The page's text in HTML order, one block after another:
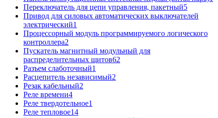
Переключатель для цепи управления, пакетный5
Привод для силовых автоматических выключателей
электрический1
Процессорный модуль программируемого логического
контроллера2
Пускатель магнитный модульный для
распределительных щитов62
Разъем слаботочный1
Расцепитель независимый2
Резак кабельный2
Реле времени4
Реле твердотельное1
Реле тепловое14